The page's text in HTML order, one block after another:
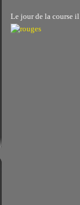
Le jour de la course